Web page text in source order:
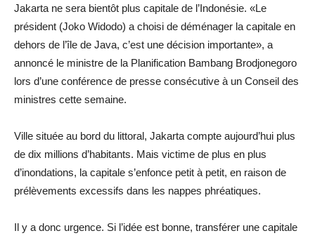
Jakarta ne sera bientôt plus capitale de l’Indonésie. «Le
président (Joko Widodo) a choisi de déménager la capitale en
dehors de l’île de Java, c’est une décision importante», a
annoncé le ministre de la Planification Bambang Brodjonegoro
lors d’une conférence de presse consécutive à un Conseil des
ministres cette semaine.
Ville située au bord du littoral, Jakarta compte aujourd’hui plus
de dix millions d’habitants. Mais victime de plus en plus
d’inondations, la capitale s’enfonce petit à petit, en raison de
prélèvements excessifs dans les nappes phréatiques.
Il y a donc urgence. Si l’idée est bonne, transférer une capitale